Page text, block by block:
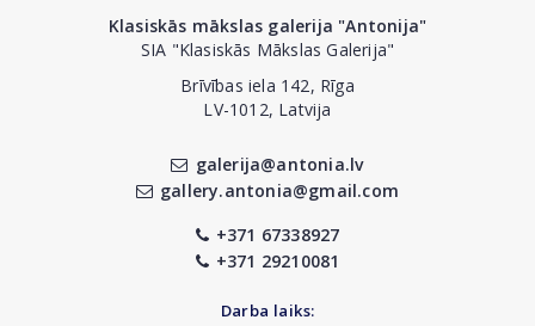
Klasiskās mākslas galerija "Antonija"
SIA "Klasiskās Mākslas Galerija"
Brīvības iela 142, Rīga
LV-1012, Latvija
galerija@antonia.lv
gallery.antonia@gmail.com
+371 67338927
+371 29210081
Darba laiks: